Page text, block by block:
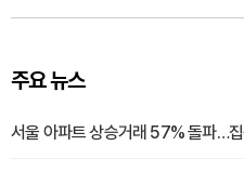
주요 뉴스
서울 아파트 상승거래 57% 돌파…